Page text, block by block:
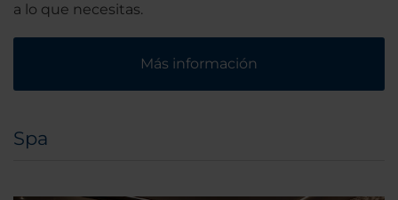
a lo que necesitas.
Más información
Spa